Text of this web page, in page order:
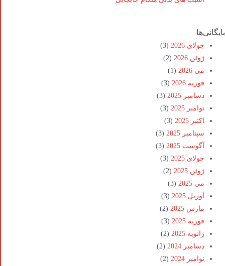
بایگانی‌ها
جولای 2026
(3)
ژوئن 2026
(2)
می 2026
(1)
فوریه 2026
(3)
دسامبر 2025
(3)
نوامبر 2025
(3)
اکتبر 2025
(3)
سپتامبر 2025
(3)
آگوست 2025
(3)
جولای 2025
(3)
ژوئن 2025
(2)
می 2025
(3)
آوریل 2025
(3)
مارس 2025
(2)
فوریه 2025
(3)
ژانویه 2025
(2)
دسامبر 2024
(2)
نوامبر 2024
(2)